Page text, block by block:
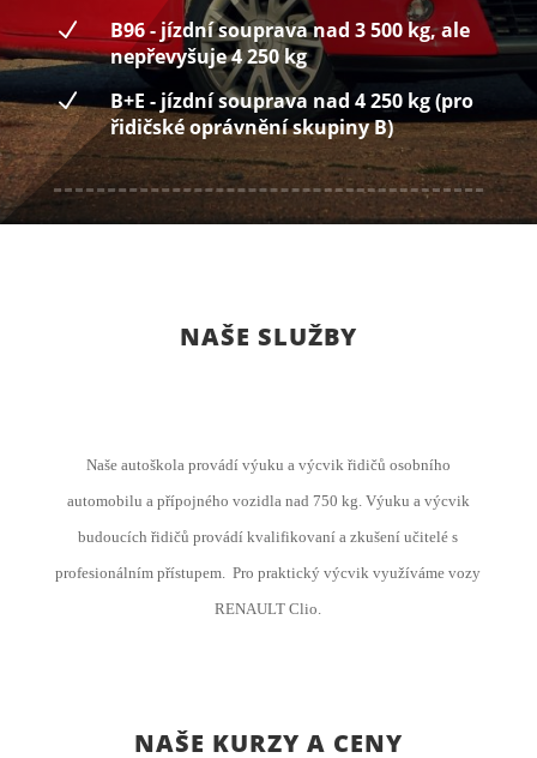
N
B96 - jízdní souprava nad 3 500 kg, ale
nepřevyšuje 4 250 kg
N
B+E - jízdní souprava nad 4 250 kg (pro
řidičské oprávnění skupiny B)
NAŠE SLUŽBY
Naše autoškola provádí výuku a výcvik řidičů osobního
automobilu a přípojného vozidla nad 750 kg. Výuku a výcvik
budoucích řidičů provádí kvalifikovaní a zkušení učitelé s
profesionálním přístupem. Pro praktický výcvik využíváme vozy
RENAULT Clio.
NAŠE KURZY A CENY